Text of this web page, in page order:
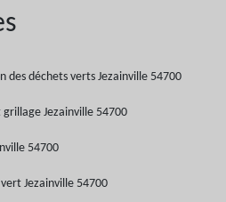
des déchets verts Jezainville 54700
Jezainville 54700
54700
Jezainville 54700